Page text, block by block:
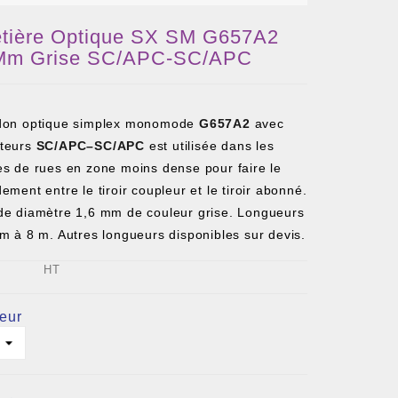
Optique SX SM G657A2
Grise SC/APC-SC/APC
optique simplex monomode G657A2 avec
SC/APC–SC/APC est utilisée dans les
de rues en zone moins dense pour faire le
entre le tiroir coupleur et le tiroir abonné.
diamètre 1,6 mm de couleur grise. Longueurs
à 8 m. Autres longueurs disponibles sur devis.
HT